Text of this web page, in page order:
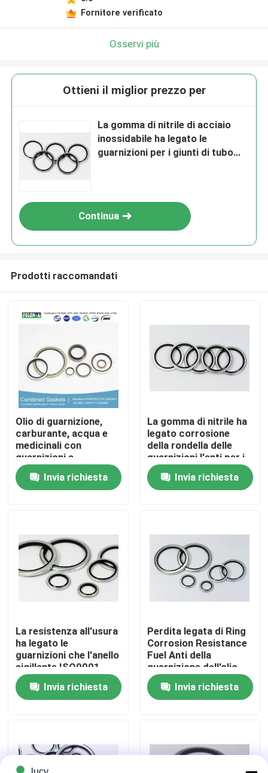
Casa
Prodotti
Chi siamo
Fatory Tour
Contattaci
notizie
giunti circolari di gomma
Fornitore verificato
Osservi più
Ottieni il miglior prezzo per
La gomma di nitrile di acciaio
inossidabile ha legato le
guarnizioni per i giunti di tubo
Continua
Prodotti raccomandati
Olio di guarnizione,
carburante, acqua e
medicinali con
guarnizioni a
pressione
Invia richiesta
La gomma di nitrile ha
legato corrosione
della rondella delle
guarnizioni l'anti per i
cilindri
Invia richiesta
La resistenza all'usura
ha legato le
guarnizioni che l'anello
sigillante ISO9001
della guarnizione
dell'olio idraulico ha
approvato
Invia richiesta
Perdita legata di Ring
Corrosion Resistance
Fuel Anti della
guarnizione dell'olio
idraulico
Invia richiesta